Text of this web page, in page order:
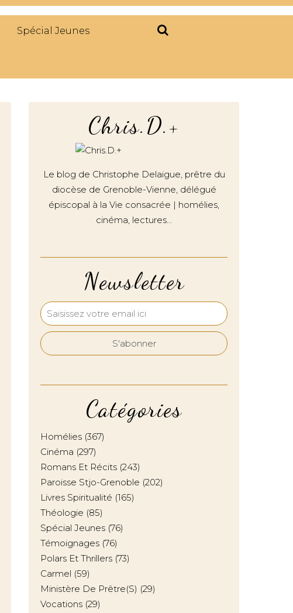
Spécial Jeunes
Newsletter
Catégories
Homélies (367)
Cinéma (297)
Romans Et Récits (243)
Paroisse Stjo-Grenoble (202)
Livres Spiritualité (165)
Théologie (85)
Spécial Jeunes (76)
Témoignages (76)
Polars Et Thrillers (73)
Carmel (59)
Ministère De Prêtre(s) (29)
Vocations (29)
Chris.D.+
Le blog de Christophe Delaigue, prêtre du
diocèse de Grenoble-Vienne, délégué
épiscopal à la Vie consacrée | homélies,
cinéma, lectures…